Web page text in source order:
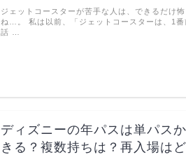
ジェットコースターが苦手な人は、できるだけ
ね…。 私は以前、「ジェットコースターは、1番
話 …
ディズニーの年パスは単パス
きる？複数持ちは？再入場は